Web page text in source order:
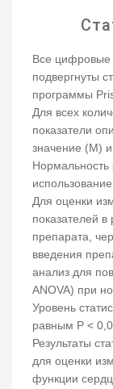
Все цифровые
подвергнуты
программы
Для всех
показатели
значение (M)
Для оценки
показателей
препарата,
введения
анализ для
ANOVA) при
Уровень
равным P <
Результаты
для оценки
функции